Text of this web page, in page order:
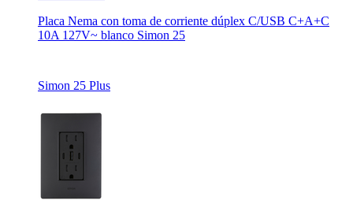
Placa Nema con toma de corriente dúplex C/USB C+A+C
10A 127V~ blanco Simon 25
Simon 25 Plus